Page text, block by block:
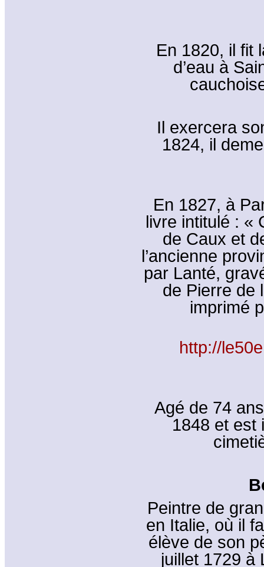
En 1820, il fit
d’eau à
Il exercera
1824, il
En 1827, à
livre intitulé : «
de Caux et
l’ancienne
par Lanté,
de Pierre de
imprimé
http://
Agé de 74
1848 et est
Peintre de
en Italie, où il
élève de son
juillet 1729 à